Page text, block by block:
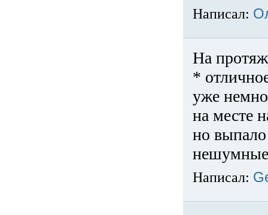
Написал:
На
*
уже
на месте
но
нешумные
Написал: